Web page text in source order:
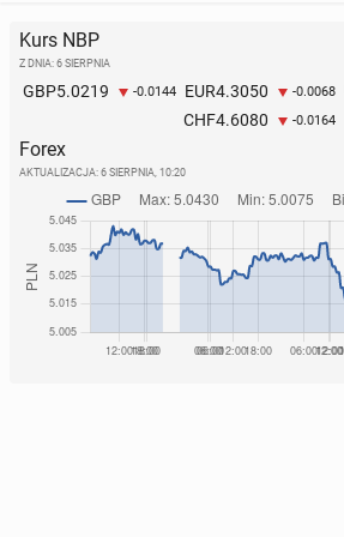
Kurs NBP
Z DNIA: 6 SIERPNIA
GBP5.0219 -0.0144 EUR4.3050 -0.0068
CHF4.6080 -0.0164
Forex
AKTUALIZACJA: 6 SIERPNIA, 10:20